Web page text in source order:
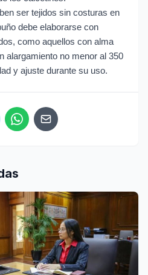
ser tejidos sin costuras en
debe elaborarse con
como aquellos con alma
alargamiento no menor al 350
y ajuste durante su uso.